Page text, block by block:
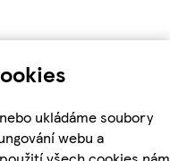
ukládáme soubory
webu a